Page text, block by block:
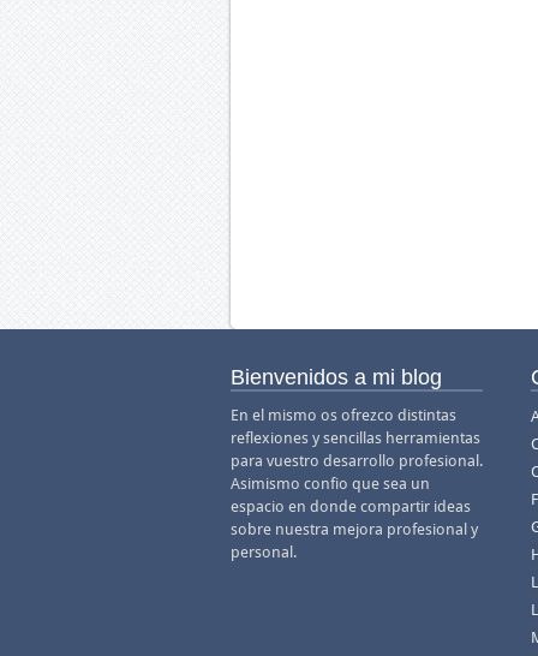
Bienvenidos a mi blog
En el mismo os ofrezco distintas
reflexiones y sencillas herramientas
para vuestro desarrollo profesional.
Asimismo confio que sea un
espacio en donde compartir ideas
sobre nuestra mejora profesional y
personal.